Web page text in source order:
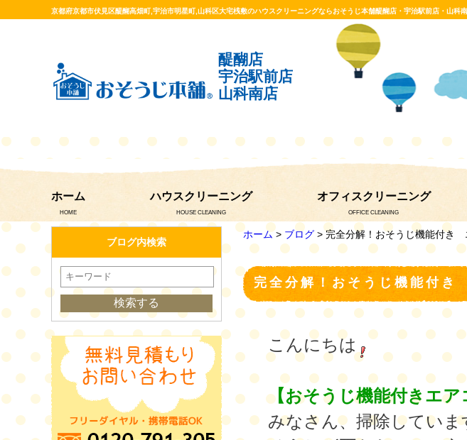
京都府京都市伏見区醍醐高畑町,宇治市明星町,山科区大宅桟敷のハウスクリーニングならおそうじ本舗醍醐店・宇治駅前店・山科南
醍醐店
宇治駅前店
山科南店
ホーム
HOME
ハウスクリーニング
HOUSE CLEANING
オフィスクリーニング
OFFICE CLEANING
ホーム> ブログ > 完全分解！おそうじ機能付
完全分解！おそうじ機能付
こんにちは
【おそうじ機能付きエア
みなさん、掃除していま
ブログ内検索